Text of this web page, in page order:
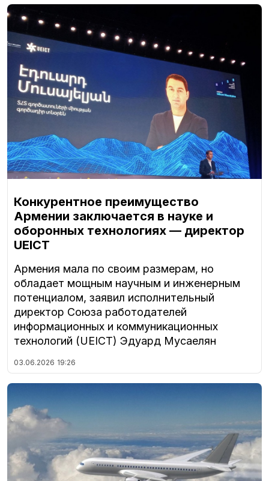
Конкурентное преимущество
Армении заключается в науке и
оборонных технологиях — директор
UEICT
Армения мала по своим размерам, но
обладает мощным научным и инженерным
потенциалом, заявил исполнительный
директор Союза работодателей
информационных и коммуникационных
технологий (UEICT) Эдуард Мусаелян
03.06.2026 19:26